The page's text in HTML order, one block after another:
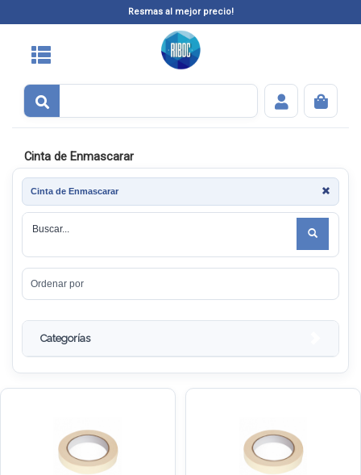
Resmas al mejor precio!
Cinta de Enmascarar
Cinta de Enmascarar
Categorías